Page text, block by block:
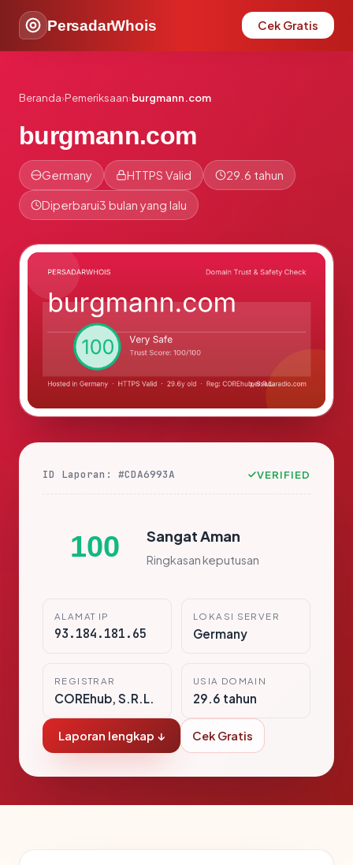
PersadarWhois Cek Gratis
Beranda›Pemeriksaan›burgmann.com
burgmann.com
Germany HTTPS Valid 29.6 tahun
Diperbarui3 bulan yang lalu
ID Laporan: #CDA6993A VERIFIED
100 Sangat Aman
Ringkasan keputusan
ALAMAT IP
93.184.181.65
LOKASI SERVER
Germany
REGISTRAR
COREhub, S.R.L.
USIA DOMAIN
29.6 tahun
Laporan lengkap ↓ Cek Gratis